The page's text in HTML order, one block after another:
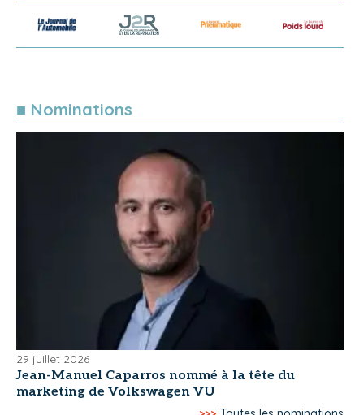
■ Nominations
29 juillet 2026
Jean-Manuel Caparros nommé à la tête du
marketing de Volkswagen VU